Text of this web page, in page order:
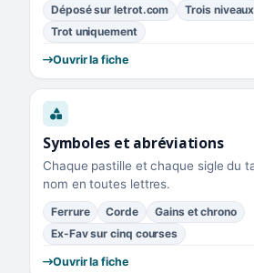
Déposé sur letrot.com
Trois niveaux
Trot uniquement
Ouvrir la fiche
Symboles et abréviations
Chaque pastille et chaque sigle du
nom en toutes lettres.
Ferrure Corde
Gains et chrono
Ex-Fav sur cinq courses
Ouvrir la fiche